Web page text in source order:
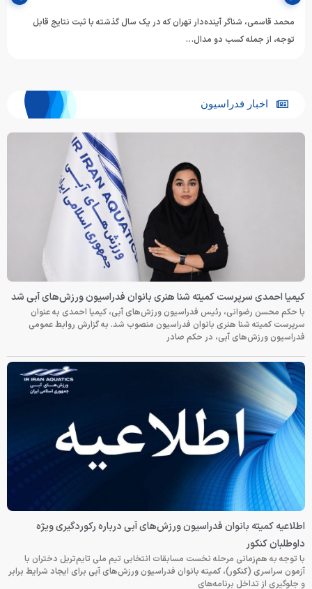
محمد قاسمی، شناگر آینده‌دار تهران که در یک سال گذشته با ثبت نتایج قابل
توجه، از جمله کسب دو مدال…
اخبار فدراسیون
کیمیا احمدی سرپرست کمیته شنا هنری بانوان فدراسیون ورزش‌های آبی شد
با حکم محسن رضوانی، رئیس فدراسیون ورزش‌های آبی، کیمیا احمدی به عنوان
سرپرست کمیته شنا هنری بانوان فدراسیون منصوب شد. به گزارش روابط عمومی
فدراسیون ورزش‌های آبی، در حکم صادر
اطلاعیه کمیته بانوان فدراسیون ورزش‌های آبی درباره رکوردگیری ویژه
داوطلبان کنکور
با توجه به هم‌زمانی مرحله نخست مسابقات انتخابی تیم ملی تایم‌تریل دختران با
آزمون سراسری (کنکور)، کمیته بانوان فدراسیون ورزش‌های آبی برای ایجاد شرایط برابر
و جلوگیری از تداخل برنامه‌های